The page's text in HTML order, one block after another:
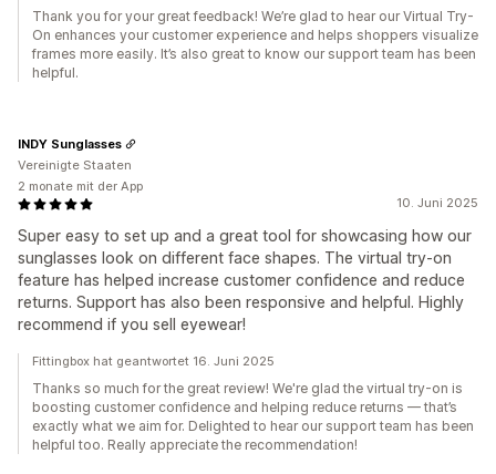
Thank you for your great feedback! We’re glad to hear our Virtual Try-
On enhances your customer experience and helps shoppers visualize
frames more easily. It’s also great to know our support team has been
helpful.
10. Juni 2025
Super easy to set up and a great tool for showcasing how our
sunglasses look on different face shapes. The virtual try-on
feature has helped increase customer confidence and reduce
returns. Support has also been responsive and helpful. Highly
recommend if you sell eyewear!
INDY Sunglasses
Vereinigte Staaten
2 monate mit der App
Fittingbox hat geantwortet 16. Juni 2025
Thanks so much for the great review! We're glad the virtual try-on is
boosting customer confidence and helping reduce returns — that’s
exactly what we aim for. Delighted to hear our support team has been
helpful too. Really appreciate the recommendation!